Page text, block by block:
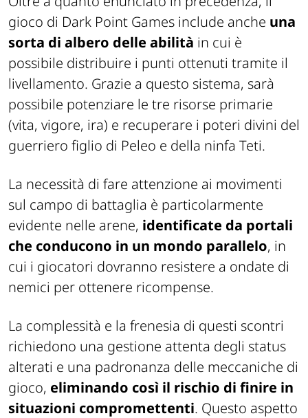
gioco di Dark Point Games include anche una
sorta di albero delle abilità in cui è
possibile distribuire i punti ottenuti tramite il
livellamento. Grazie a questo sistema, sarà
possibile potenziare le tre risorse primarie
(vita, vigore, ira) e recuperare i poteri divini del
guerriero figlio di Peleo e della ninfa Teti.
La necessità di fare attenzione ai movimenti
sul campo di battaglia è particolarmente
evidente nelle arene, identificate da portali
che conducono in un mondo parallelo, in
cui i giocatori dovranno resistere a ondate di
nemici per ottenere ricompense.
La complessità e la frenesia di questi scontri
richiedono una gestione attenta degli status
alterati e una padronanza delle meccaniche di
gioco, eliminando così il rischio di finire in
situazioni compromettenti. Questo aspetto